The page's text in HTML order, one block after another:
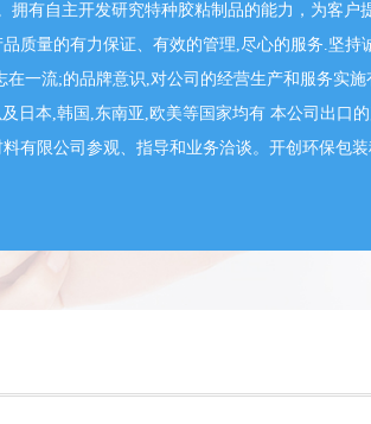
拥有自主开发研究特种胶粘制品的能力，为客户
质量的有力保证、有效的管理,尽心的服务.坚持
一流;的品牌意识,对公司的经营生产和服务实
日本,韩国,东南亚,欧美等国家均有 本公司出口的
有限公司参观、指导和业务洽谈。开创环保包装